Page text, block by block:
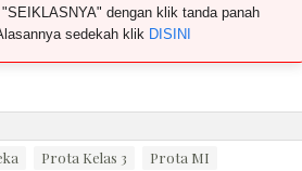
dengan klik tanda panah
sedekah klik DISINI
Prota Kelas 3
Prota MI